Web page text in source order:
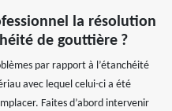
la résolution
de gouttière ?
par rapport à l’étanchéité
avec lequel celui-ci a été
Faites d’abord intervenir